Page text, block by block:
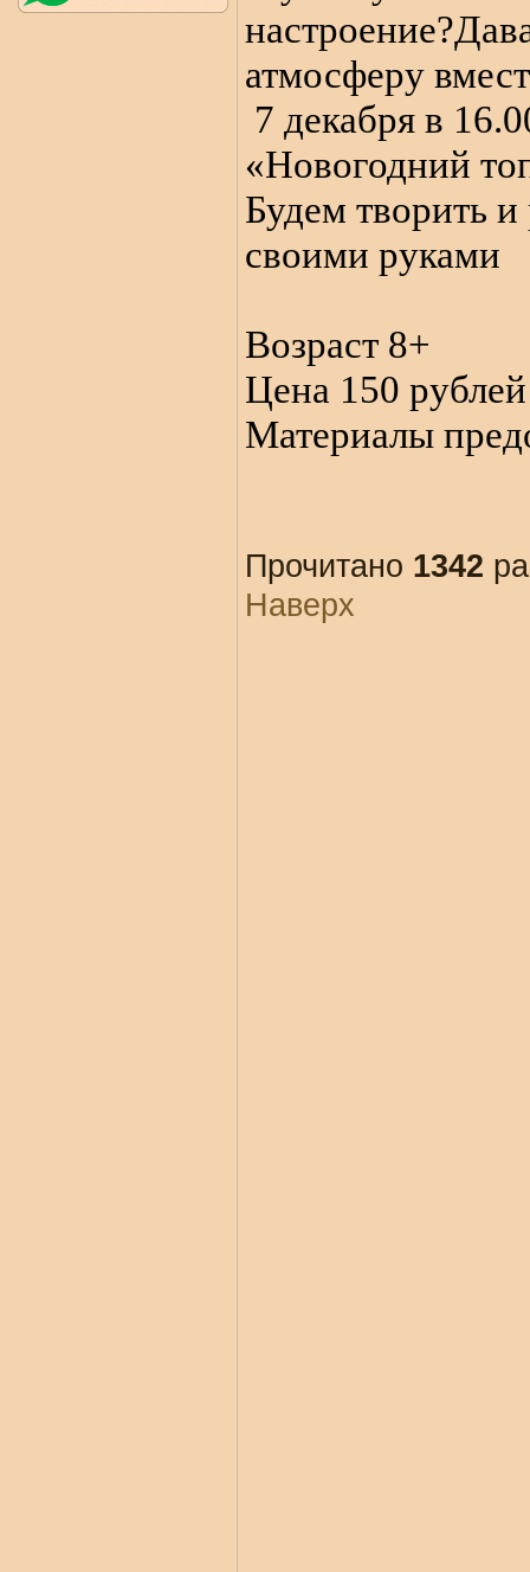
атмосферу
7 декабря в
«Новогодний
Будем творить и
своими руками
Возраст 8+
Цена 150 рублей
Материалы
Прочитано 1342
Наверх